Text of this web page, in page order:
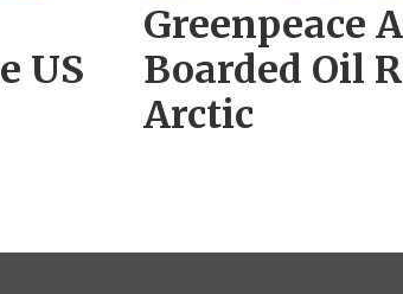
US
Greenpeace
Boarded Oil
Arctic